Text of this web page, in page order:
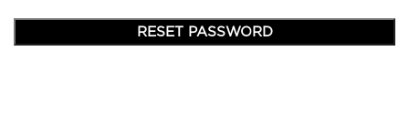
RESET PASSWORD